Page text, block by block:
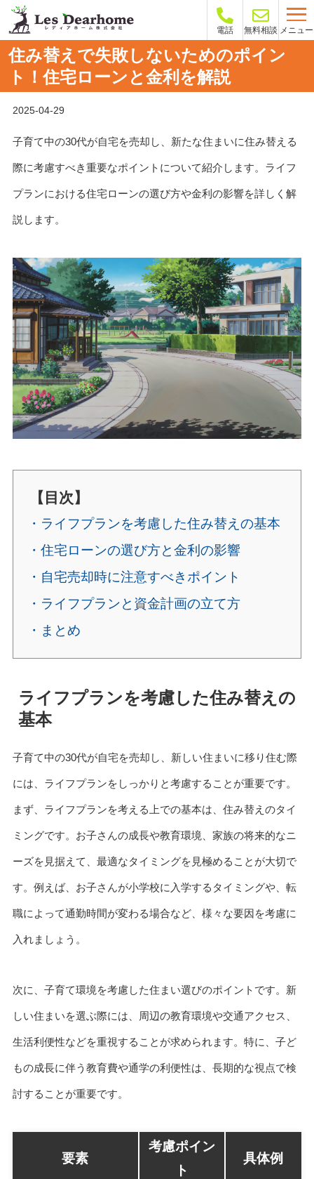
電話 無料相談 メニュー
住み替えで失敗しないためのポイン
ト！住宅ローンと金利を解説
2025-04-29
子育て中の30代が自宅を売却し、新たな住まいに住み替える
際に考慮すべき重要なポイントについて紹介します。ライフ
プランにおける住宅ローンの選び方や金利の影響を詳しく解
説します。
【目次】
・ライフプランを考慮した住み替えの基本
・住宅ローンの選び方と金利の影響
・自宅売却時に注意すべきポイント
・ライフプランと資金計画の立て方
・まとめ
ライフプランを考慮した住み替えの
基本
子育て中の30代が自宅を売却し、新しい住まいに移り住む際
には、ライフプランをしっかりと考慮することが重要です。
まず、ライフプランを考える上での基本は、住み替えのタイ
ミングです。お子さんの成長や教育環境、家族の将来的なニ
ーズを見据えて、最適なタイミングを見極めることが大切で
す。例えば、お子さんが小学校に入学するタイミングや、転
職によって通勤時間が変わる場合など、様々な要因を考慮に
入れましょう。
次に、子育て環境を考慮した住まい選びのポイントです。新
しい住まいを選ぶ際には、周辺の教育環境や交通アクセス、
生活利便性などを重視することが求められます。特に、子ど
もの成長に伴う教育費や通学の利便性は、長期的な視点で検
討することが重要です。
要素
考慮ポイン
ト
具体例